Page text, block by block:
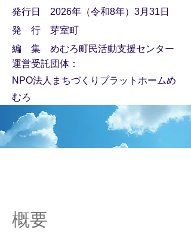
発行日 2026年（令和8年）3月31日
発 行 芽室町
編 集 めむろ町民活動支援センター
​運営受託団体：
NPO法人まちづくりプラットホームめ
むろ
概要